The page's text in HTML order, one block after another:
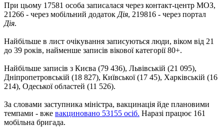
При цьому 17581 особа записалася через контакт-центр МОЗ,
21266 - через мобільний додаток Дія, 219816 - через портал
Дія.
Найбільше в лист очікування записуються люди, віком від 21
до 39 років, найменше записів вікової категорії 80+.
Найбільше записів з Києва (79 436), Львівській (21 095),
Дніпропетровській (18 827), Київської (17 45), Харківській (16
214), Одеської областей (11 526).
За словами заступника міністра, вакцинація йде плановими
темпами - вже вакциновано 53155 осіб. Наразі працює 161
мобільна бригада.